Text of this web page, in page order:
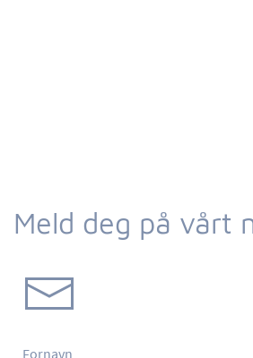
Meld deg på vårt